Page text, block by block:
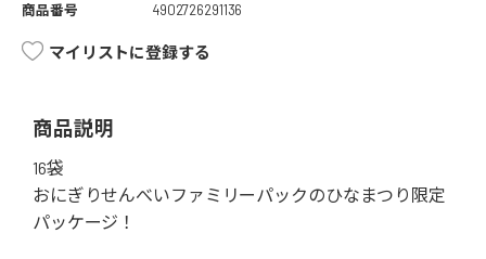
商品番号
4902726291136
マイリストに登録する
商品説明
16袋
おにぎりせんべいファミリーパックのひなまつり限定
パッケージ！